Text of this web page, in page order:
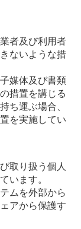
者及び利用者
ないような措
媒体及び書類
措置を講じる
ち運ぶ場合、
を実施してい
取り扱う個人
います。
ムを外部から
アから保護す